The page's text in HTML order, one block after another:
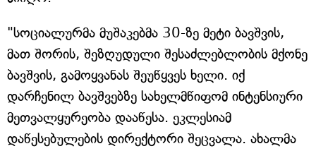
"სოციალურმა მუშაკებმა 30-ზე მეტი ბავშვის,
მათ შორის, შეზღუდული შესაძლებლობის მქონე
ბავშვის, გამოყვანას შეუწყვეს ხელი. იქ
დარჩენილ ბავშვებზე სახელმწიფომ ინტენსიური
მეთვალყურეობა დააწესა. ეკლესიამ
დაწესებულების დირექტორი შეცვალა. ახალმა